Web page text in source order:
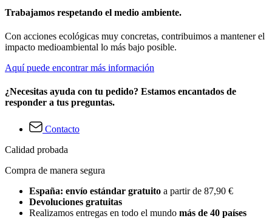
Trabajamos respetando el medio ambiente.
Con acciones ecológicas muy concretas, contribuimos a mantener el
impacto medioambiental lo más bajo posible.
Aquí puede encontrar más información
¿Necesitas ayuda con tu pedido? Estamos encantados de
responder a tus preguntas.
Contacto
Calidad probada
Compra de manera segura
España: envío estándar gratuito a partir de 87,90 €
Devoluciones gratuitas
Realizamos entregas en todo el mundo más de 40 países